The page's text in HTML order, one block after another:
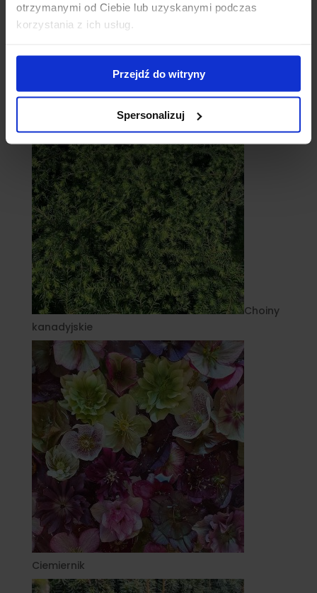
otrzymanymi od Ciebie lub uzyskanymi podczas
korzystania z ich usług.
Przejdź do witryny
Spersonalizuj
Cebule
Choiny
kanadyjskie
Ciemiernik